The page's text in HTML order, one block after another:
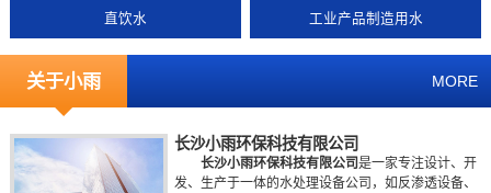
直饮水 工业产品制造用水
关于小雨 MORE
长沙小雨环保科技有限公司
长沙小雨环保科技有限公司是一家专注设计、开
发、生产于一体的水处理设备公司，如反渗透设备、